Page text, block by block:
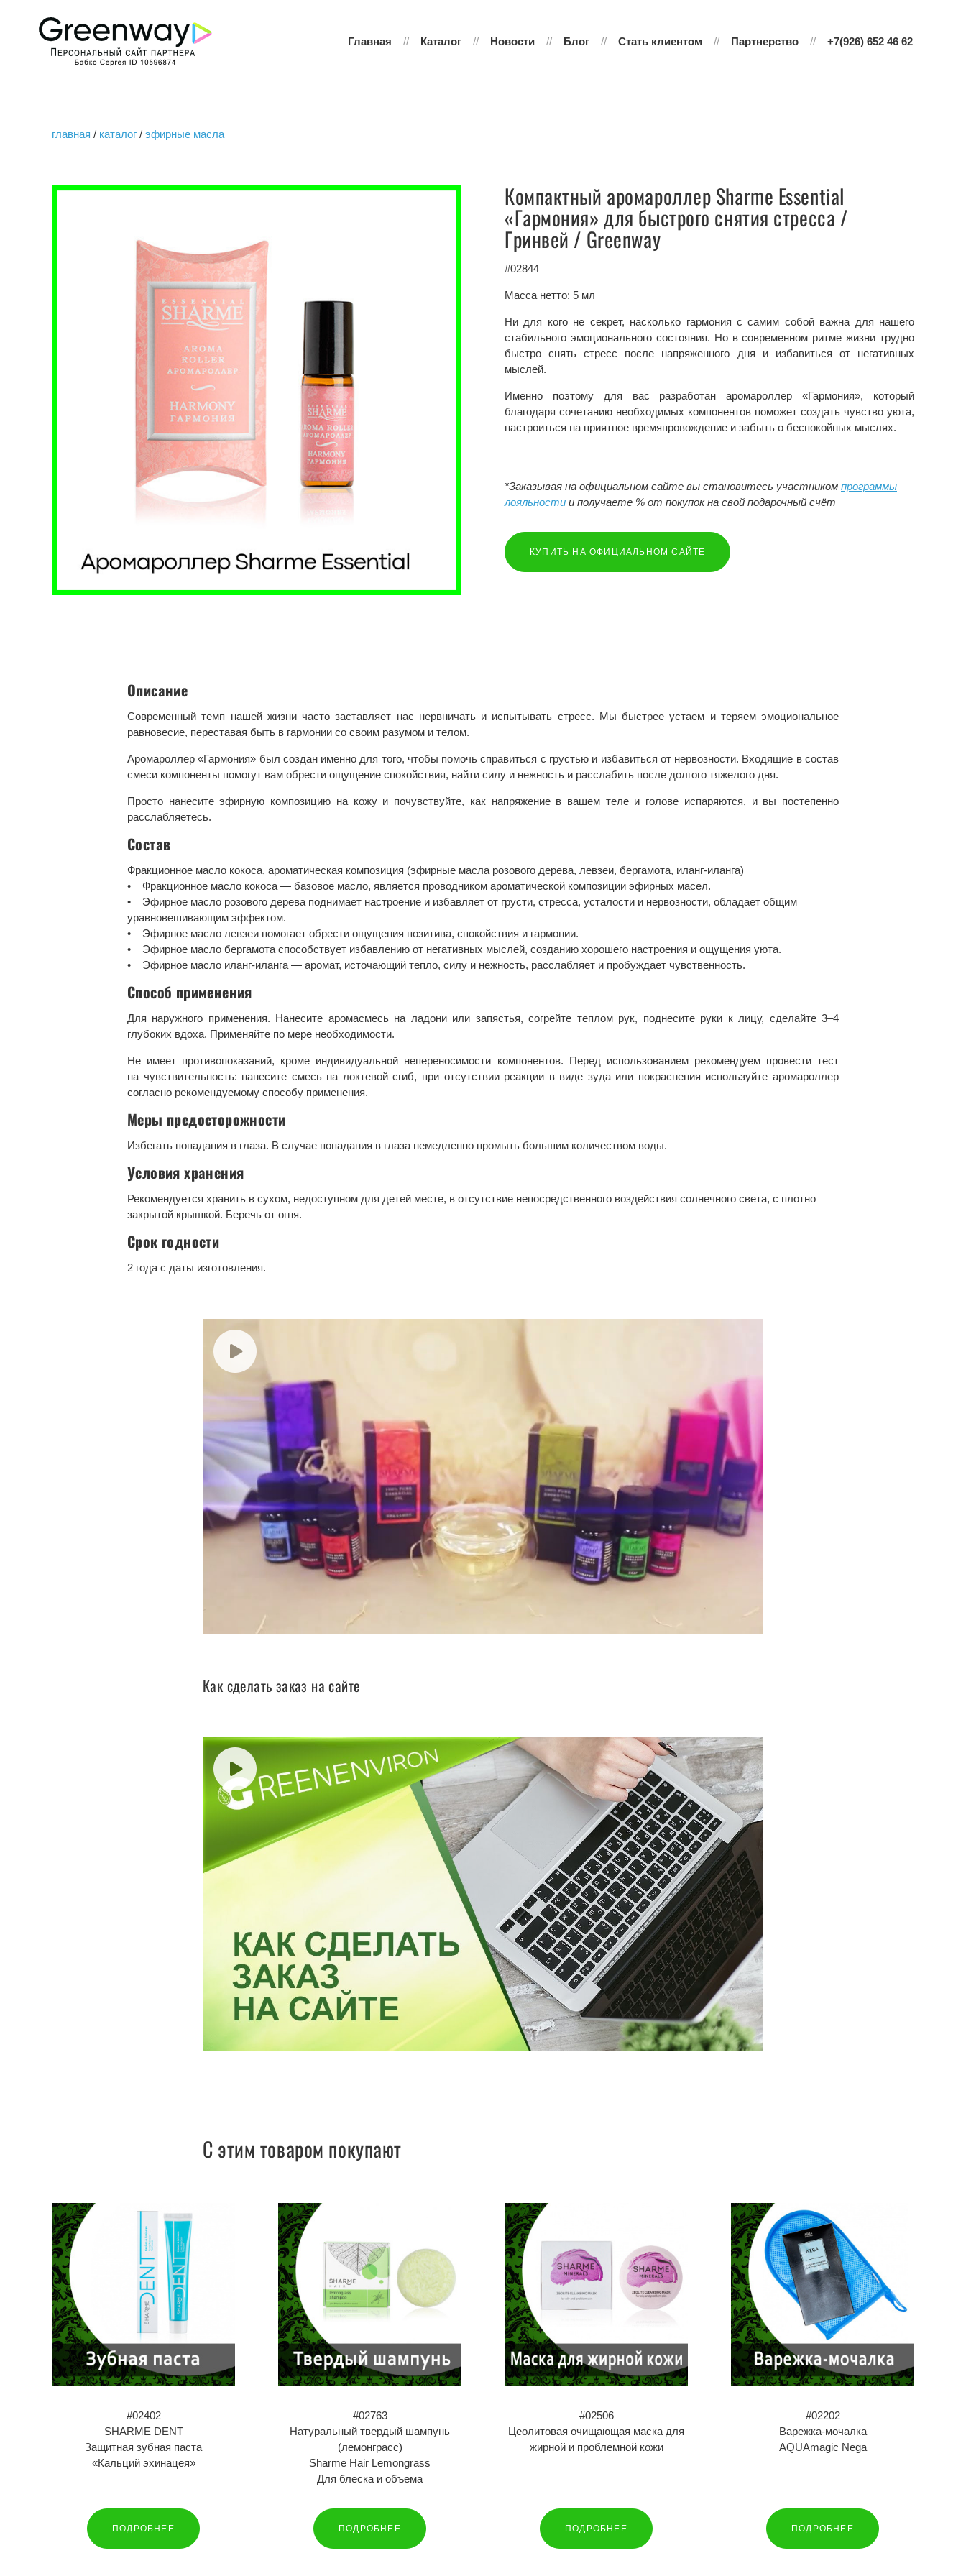
Главная Каталог Новости Блог Стать клиентом Партнерство +7(926) 652 46 62
главная / каталог / эфирные масла
Компактный аромароллер Sharme Essential
«Гармония» для быстрого снятия стресса /
Гринвей / Greenway
#02844
Масса нетто: 5 мл
Ни для кого не секрет, насколько гармония с самим собой важна для нашего
стабильного эмоционального состояния. Но в современном ритме жизни трудно
быстро снять стресс после напряженного дня и избавиться от негативных
мыслей.
Именно поэтому для вас разработан аромароллер «Гармония», который
благодаря сочетанию необходимых компонентов поможет создать чувство уюта,
настроиться на приятное времяпровождение и забыть о беспокойных мыслях.
*Заказывая на официальном сайте вы становитесь участником программы
лояльности и получаете % от покупок на свой подарочный счёт
КУПИТЬ НА ОФИЦИАЛЬНОМ САЙТЕ
Описание
Современный темп нашей жизни часто заставляет нас нервничать и испытывать стресс. Мы быстрее устаем и теряем эмоциональное
равновесие, переставая быть в гармонии со своим разумом и телом.
Аромароллер «Гармония» был создан именно для того, чтобы помочь справиться с грустью и избавиться от нервозности. Входящие в состав
смеси компоненты помогут вам обрести ощущение спокойствия, найти силу и нежность и расслабить после долгого тяжелого дня.
Просто нанесите эфирную композицию на кожу и почувствуйте, как напряжение в вашем теле и голове испаряются, и вы постепенно
расслабляетесь.
Состав
Фракционное масло кокоса, ароматическая композиция (эфирные масла розового дерева, левзеи, бергамота, иланг-иланга)
• Фракционное масло кокоса — базовое масло, является проводником ароматической композиции эфирных масел.
• Эфирное масло розового дерева поднимает настроение и избавляет от грусти, стресса, усталости и нервозности, обладает общим
уравновешивающим эффектом.
• Эфирное масло левзеи помогает обрести ощущения позитива, спокойствия и гармонии.
• Эфирное масло бергамота способствует избавлению от негативных мыслей, созданию хорошего настроения и ощущения уюта.
• Эфирное масло иланг-иланга — аромат, источающий тепло, силу и нежность, расслабляет и пробуждает чувственность.
Способ применения
Для наружного применения. Нанесите аромасмесь на ладони или запястья, согрейте теплом рук, поднесите руки к лицу, сделайте 3–4
глубоких вдоха. Применяйте по мере необходимости.
Не имеет противопоказаний, кроме индивидуальной непереносимости компонентов. Перед использованием рекомендуем провести тест
на чувствительность: нанесите смесь на локтевой сгиб, при отсутствии реакции в виде зуда или покраснения используйте аромароллер
согласно рекомендуемому способу применения.
Меры предосторожности
Избегать попадания в глаза. В случае попадания в глаза немедленно промыть большим количеством воды.
Условия хранения
Рекомендуется хранить в сухом, недоступном для детей месте, в отсутствие непосредственного воздействия солнечного света, с плотно
закрытой крышкой. Беречь от огня.
Срок годности
2 года с даты изготовления.
Как сделать заказ на сайте
С этим товаром покупают
#02402
SHARME DENT
Защитная зубная паста
«Кальций эхинацея»
ПОДРОБНЕЕ
#02763
Натуральный твердый шампунь
(лемонграсс)
Sharme Hair Lemongrass
Для блеска и объема
ПОДРОБНЕЕ
#02506
Цеолитовая очищающая маска для
жирной и проблемной кожи
ПОДРОБНЕЕ
#02202
Варежка-мочалка
AQUAmagic Nega
ПОДРОБНЕЕ